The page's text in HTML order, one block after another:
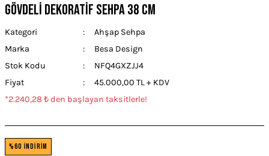
Gövdeli Dekoratif Sehpa 38 cm
Kategori
Ahşap Sehpa
Marka
Besa Design
Stok Kodu
NFQ4GXZJJ4
Fiyat
45.000,00 TL + KDV
*2.240,28 ₺ den başlayan taksitlerle!
%60 İNDİRİM